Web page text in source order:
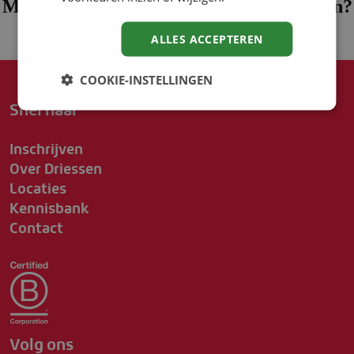
Meer weten over detacheren van Driessen?
Meer informatie
Snel naar
Inschrijven
Over Driessen
Locaties
Kennisbank
Contact
Volg ons
ALLES ACCEPTEREN
COOKIE-INSTELLINGEN